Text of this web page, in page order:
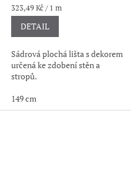
Měrná
cena:
323,49 Kč / 1 m
DETAIL
Sádrová plochá lišta s dekorem
určená ke zdobení stěn a
stropů.
149 cm